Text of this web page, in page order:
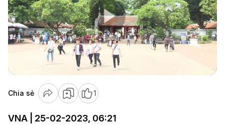
Play
Video
Chia sẻ 1
VNA | 25-02-2023, 06:21